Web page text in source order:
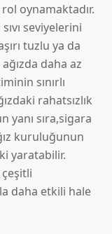
oynamaktadır.
seviyelerini
tuzlu ya da
daha az
sınırlı
rahatsızlık
yanı sıra,sigara
kuruluğunun
yaratabilir.
daha etkili hale